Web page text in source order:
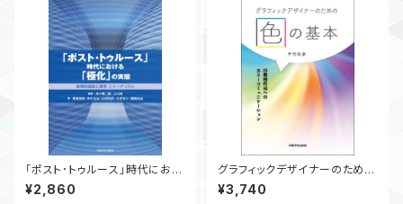
｢ポスト･トゥルース｣時代におけ
る｢極化｣の実態 ― 倫理的議
論と教育・ジャーナリズム ―
¥2,860
グラフィックデザイナーのための
色の基本 ― 印刷物作成への
カラーコミュニケーション ―
¥3,740